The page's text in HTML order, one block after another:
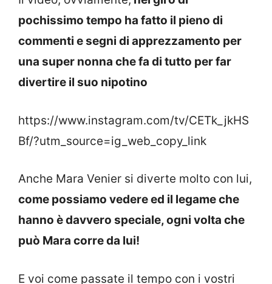
pochissimo tempo ha fatto il pieno di
commenti e segni di apprezzamento per
una super nonna che fa di tutto per far
divertire il suo nipotino
https://www.instagram.com/tv/CETk_jkHS
Bf/?utm_source=ig_web_copy_link
Anche Mara Venier si diverte molto con lui,
come possiamo vedere ed il legame che
hanno è davvero speciale, ogni volta che
può Mara corre da lui!
E voi come passate il tempo con i vostri